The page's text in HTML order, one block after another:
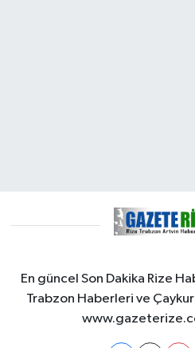
En güncel Son Dakika Rize
Trabzon Haberleri ve